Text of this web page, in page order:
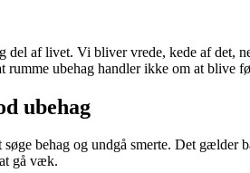
del af livet. Vi bliver vrede, kede af det,
ubehag handler ikke om at blive
ubehag
behag og undgå smerte. Det
gå væk.